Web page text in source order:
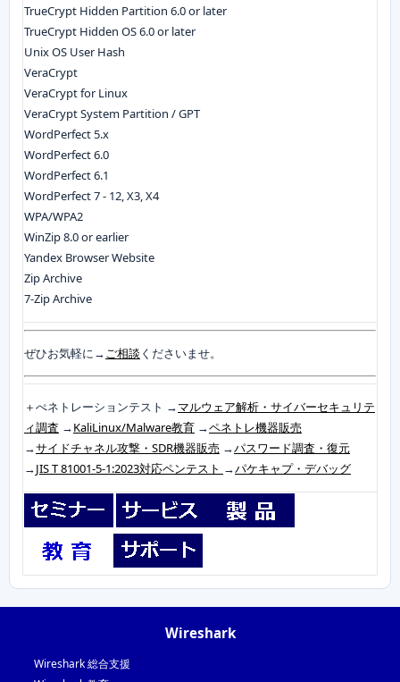
TrueCrypt Hidden Partition 6.0 or later
TrueCrypt Hidden OS 6.0 or later
Unix OS User Hash
VeraCrypt
VeraCrypt for Linux
VeraCrypt System Partition / GPT
WordPerfect 5.x
WordPerfect 6.0
WordPerfect 6.1
WordPerfect 7 - 12, X3, X4
WPA/WPA2
WinZip 8.0 or earlier
Yandex Browser Website
Zip Archive
7-Zip Archive
ぜひお気軽に→ ご相談 くださいませ。
＋ぺネトレーションテスト →マルウェア解析・サイバーセキュリテ
ィ調査 →KaliLinux/Malware教育 →ペネトレ機器販売
→サイドチャネル攻撃・SDR機器販売 →パスワード調査・復元
→JIS T 81001-5-1:2023対応ペンテスト →パケキャプ・デバッグ
Wireshark
Wireshark 総合支援